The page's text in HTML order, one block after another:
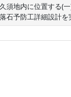
須地内に位置する(
石予防工詳細設計を